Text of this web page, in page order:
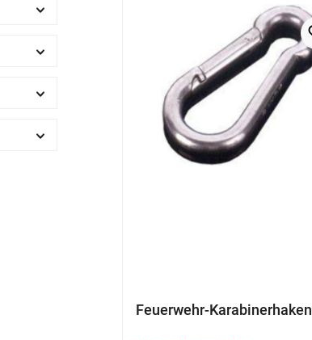
Feuerwehr-Karabinerhaken